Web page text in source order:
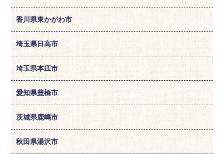
香川県東かがわ市
埼玉県日高市
埼玉県本庄市
愛知県豊橋市
茨城県鹿嶋市
秋田県湯沢市